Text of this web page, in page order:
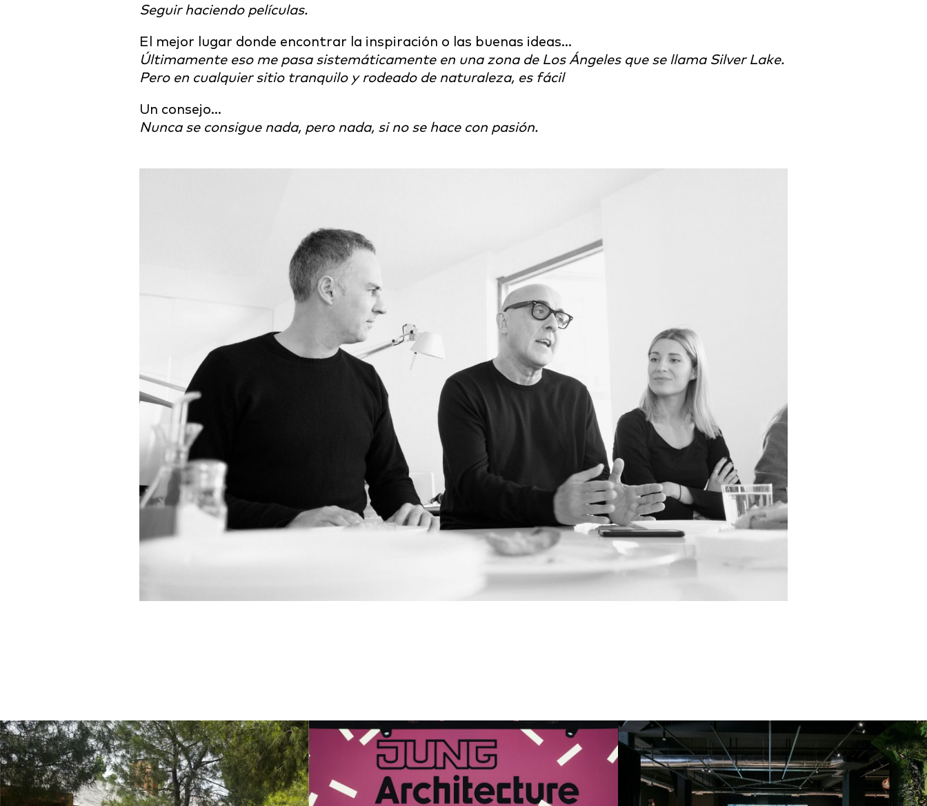
Seguir haciendo películas.
El mejor lugar donde encontrar la inspiración o las buenas ideas…
Últimamente eso me pasa sistemáticamente en una zona de Los Ángeles que se llama Silver Lake.
Pero en cualquier sitio tranquilo y rodeado de naturaleza, es fácil
Un consejo…
Nunca se consigue nada, pero nada, si no se hace con pasión.